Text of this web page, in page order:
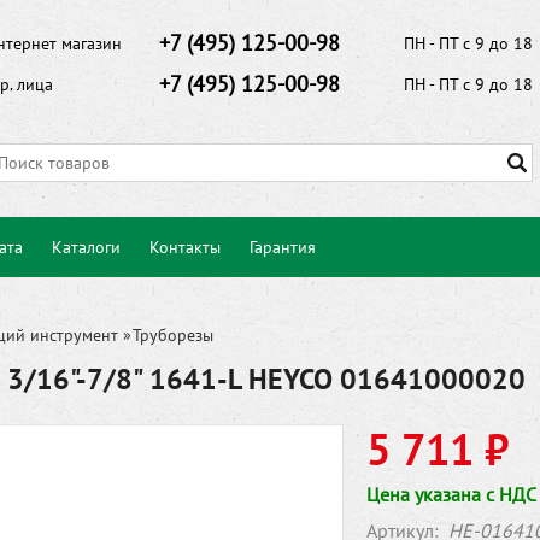
магазин +7 (495) 125-00-98
ПН - ПТ с 9 до 18
лица
+7 (495) 125-00-98 ПН - ПТ с 9 до 18
Каталоги Контакты Гарантия
инструмент »Труборезы
3/16"-7/8" 1641-L HEYCO 01641000020
5 711 ₽
Цена указана с НДС
Артикул: HE-